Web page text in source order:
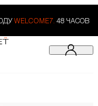
WELCOME7. 48 ЧАСОВ